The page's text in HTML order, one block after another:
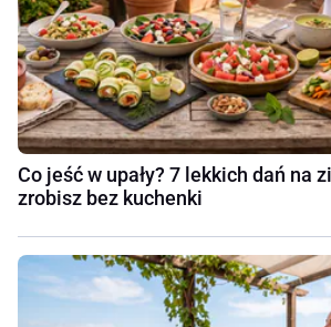
Co jeść w upały? 7 lekkich dań na
zrobisz bez kuchenki